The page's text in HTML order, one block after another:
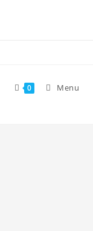
0 Menu